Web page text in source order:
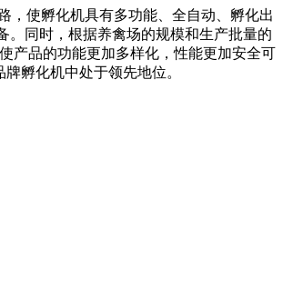
使孵化机具有多功能、全自动、孵化出
。同时，根据养禽场的规模和生产批量的
产品的功能更加多样化，性能更加安全可
孵化机中处于领先地位。